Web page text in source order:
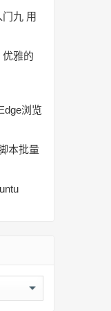
九 用
优雅的
浏览
本批量